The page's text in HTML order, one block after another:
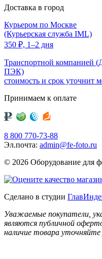
Доставка в город
Курьером по Москве
(Курьерская служба IML)
350 ₽, 1–2 дня
Транспортной компанией
ПЭК)
стоимость и срок уточнит
Принимаем к оплате
8 800 770-73-88
Эл.почта: admin@fe-foto.ru
© 2026 Оборудование для
Сделано в студии
Уважаемые покупатели,
являются публичной
наличие товара